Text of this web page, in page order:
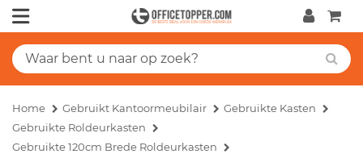
Home Gebruikt Kantoormeubilair
Gebruikte Kasten
Gebruikte Roldeurkasten
Gebruikte 120cm Brede Roldeurkasten